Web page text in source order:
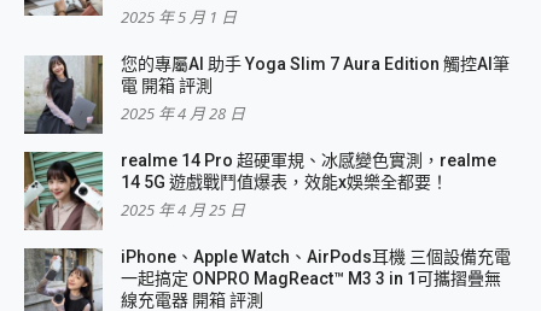
2025 年 5 月 1 日
您的專屬AI 助手 Yoga Slim 7 Aura Edition 觸控AI筆
電 開箱 評測
2025 年 4 月 28 日
realme 14 Pro 超硬軍規、冰感變色實測，realme
14 5G 遊戲戰鬥值爆表，效能x娛樂全都要！
2025 年 4 月 25 日
iPhone、Apple Watch、AirPods耳機 三個設備充電
一起搞定 ONPRO MagReact™ M3 3 in 1可攜摺疊無
線充電器 開箱 評測